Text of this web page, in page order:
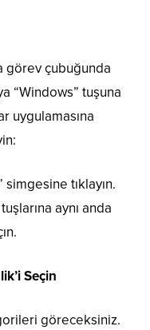
görev çubuğunda
“Windows” tuşuna
uygulamasına
tıklayın.
aynı anda
Seçin
göreceksiniz.